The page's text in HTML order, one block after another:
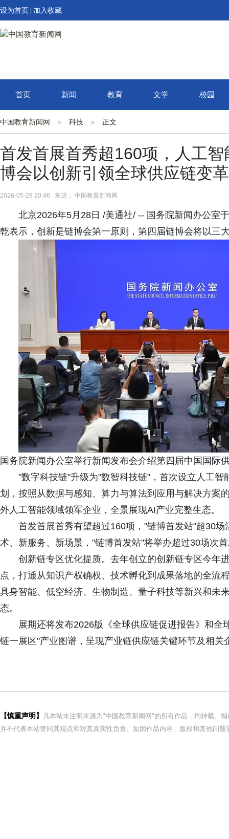
设为首页 加入收藏
首页 新闻 教育 文学 校园
中国教育新闻网 科技 正文
首发首展首秀超160项，人工
博会以创新引领全球供应链变革
2026-05-28 20:46 来源： 中国教育新闻网
北京2026年5月28日 /美通社/ -- 国务院新闻办公室
乾表示，创新是链博会第一原则，第四届链博会将以三
国务院新闻办公室举行新闻发布会介绍第四届中国国际
"数字科技链"升级为"数智科技链"，首次设立人工
划，按照从数据与感知、算力与算法到应用与解决方案
外人工智能领域领军企业，全景展现AI产业完整生态。
首发首展首秀有望超过160项，"链博首发站"超30
术、新服务、新场景，"链博首发站"将举办超过30场次
创新链专区优化提质。去年创立的创新链专区今年
点，打通从知识产权确权、技术孵化到成果落地的全流
具身智能、低空经济、生物制造、量子科技等新兴和未
态。
展期还将发布2026版《全球供应链促进报告》和
链一展区"产业图谱，呈现产业链供应链关键环节及相关
【慎重声明】
凡本站未注明来源为"中国教育新闻网"的所有作品，均转载、
并不代表本站赞同其观点和对其真实性负责。如因作品内容、版权和其他问